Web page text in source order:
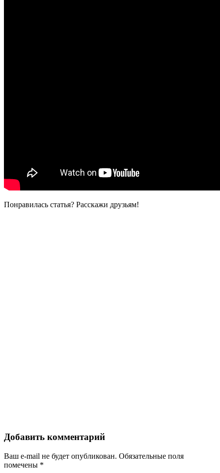
Понравилась статья? Расскажи друзьям!
Добавить комментарий
Ваш e-mail не будет опубликован. Обязательные поля
помечены *